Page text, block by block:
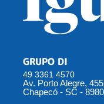
GRUPO DI
49 3361 4570
Av. Porto Alegre,
Chapecó - SC -